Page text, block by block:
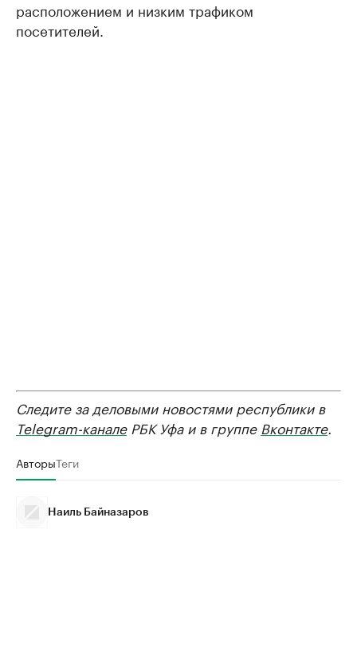
расположением и низким трафиком
посетителей.
Следите за деловыми новостями республики в
Telegram-каналеРБК Уфа и в группе Вконтакте.
АвторыТеги
Наиль Байназаров